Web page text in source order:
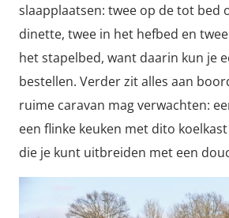
slaapplaatsen: twee op de tot bed
dinette, twee in het hefbed en
het stapelbed, want daarin kun je
bestellen. Verder zit alles aan
ruime caravan mag verwachten:
een flinke keuken met dito
die je kunt uitbreiden met een